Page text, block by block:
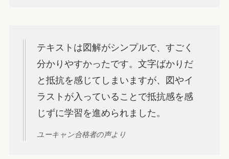
テキストは図解がシンプルで、すごく
分かりやすかったです。文字ばかりだ
と抵抗を感じてしまいますが、図やイ
ラストが入っていることで抵抗感を感
じずに学習を進められました。
ユーキャン合格者の声より